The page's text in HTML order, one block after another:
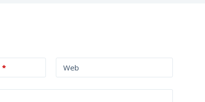
* Web